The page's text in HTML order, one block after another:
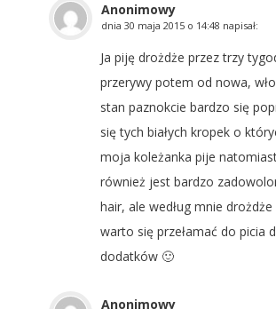
Anonimowy
dnia 30 maja 2015 o 14:48 napisał:
Ja piję drożdże przez trzy
przerywy potem od nowa,
stan paznokcie bardzo się
się tych białych kropek o
moja koleżanka pije
również jest bardzo
hair, ale według mnie
warto się przełamać do picia
dodatków 🙂
Anonimowy